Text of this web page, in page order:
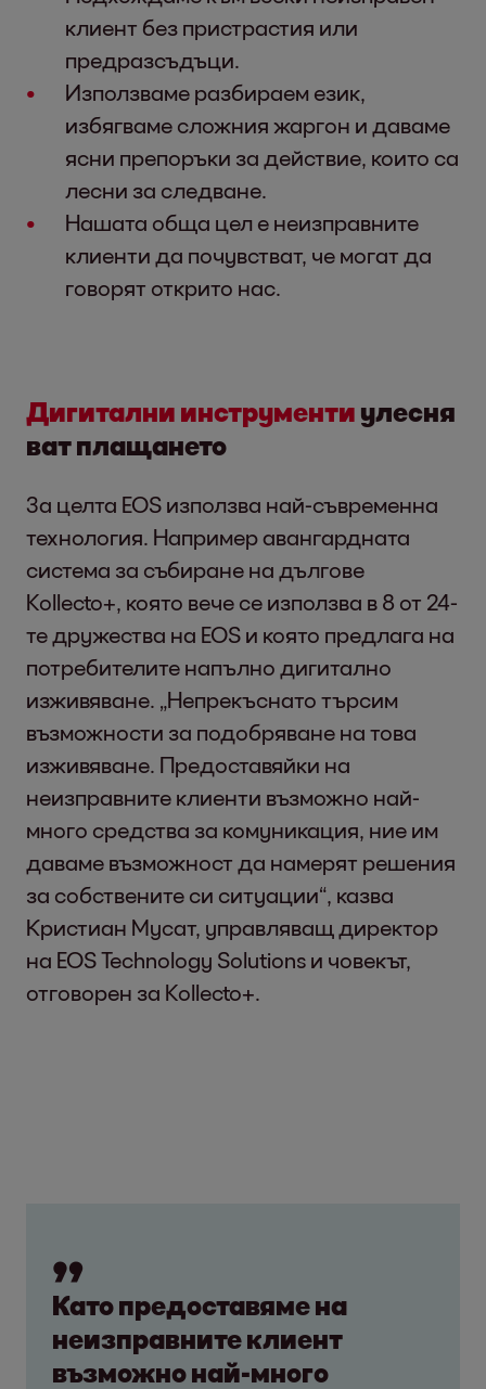
клиент без пристрастия или
предразсъдъци.
Използваме разбираем език,
избягваме сложния жаргон и даваме
ясни препоръки за действие, които са
лесни за следване.
Нашата обща цел е неизправните
клиенти да почувстват, че могат да
говорят открито нас.
Дигитални инструменти улесня
ват плащането
За целта EOS използва най-съвременна
технология. Например авангардната
система за събиране на дългове
Kollecto+, която вече се използва в 8 от 24-
те дружества на EOS и която предлага на
потребителите напълно дигитално
изживяване. „Непрекъснато търсим
възможности за подобряване на това
изживяване. Предоставяйки на
неизправните клиенти възможно най-
много средства за комуникация, ние им
даваме възможност да намерят решения
за собствените си ситуации“, казва
Кристиан Мусат, управляващ директор
на EOS Technology Solutions и човекът,
отговорен за Kollecto+.
Като предоставяме на
неизправните клиент
възможно най-много